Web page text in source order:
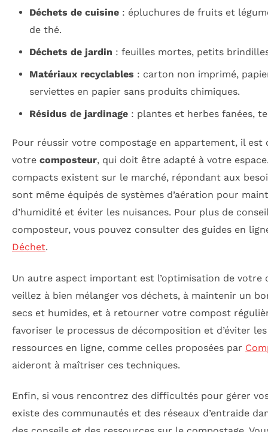
Déchets de cuisine: épluchures de fruits et
de thé.
Déchets de jardin : feuilles mortes, petits
Matériaux recyclables : carton non imprimé,
serviettes en papier sans produits chimiques.
Résidus de jardinage: plantes et herbes fanées,
Pour réussir votre compostage en appartement, il est
votre composteur, qui doit être adapté à votre
compacts existent sur le marché, répondant aux
sont même équipés de systèmes d’aération pour
d’humidité et éviter les nuisances. Pour plus de
composteur, vous pouvez consulter des guides en
Déchet.
Un autre aspect important est l’optimisation de votre
veillez à bien mélanger vos déchets, à maintenir un
secs et humides, et à retourner votre compost
favoriser le processus de décomposition et d’éviter
ressources en ligne, comme celles proposées par
aideront à maîtriser ces techniques.
Enfin, si vous rencontrez des difficultés pour gérer
existe des communautés et des réseaux d’entraide